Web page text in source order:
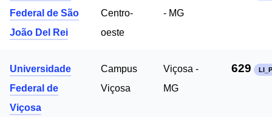
Federal de São
João Del Rei
Centro-
oeste
- MG
Universidade
Federal de
Viçosa
Campus
Viçosa
Viçosa -
MG
629